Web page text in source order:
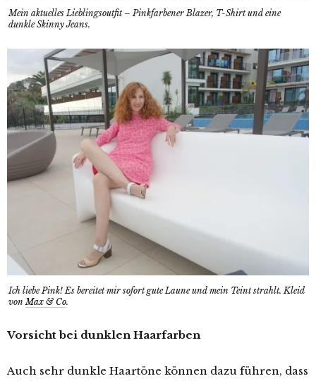
Mein aktuelles Lieblingsoutfit – Pinkfarbener Blazer, T-Shirt und eine
dunkle Skinny Jeans.
Ich liebe Pink! Es bereitet mir sofort gute Laune und mein Teint strahlt. Kleid
vonMax & Co.
Vorsicht bei dunklen Haarfarben
Auch sehr dunkle Haartöne können dazu führen, dass